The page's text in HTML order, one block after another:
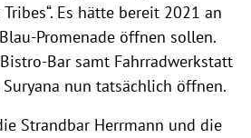
Es hätte bereit 2021 an
Promenade öffnen sollen.
Bar samt Fahrradwerkstatt
nun tatsächlich öffnen.
Strandbar Herrmann und die